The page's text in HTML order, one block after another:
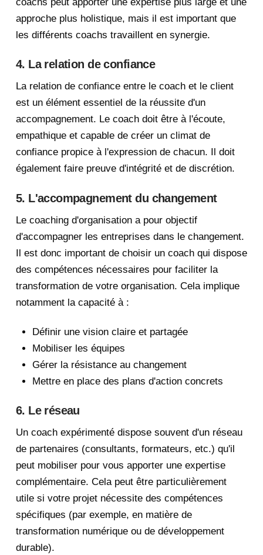
approche plus holistique, mais il est important que
les différents coachs travaillent en synergie.
4. La relation de confiance
La relation de confiance entre le coach et le client
est un élément essentiel de la réussite d'un
accompagnement. Le coach doit être à l'écoute,
empathique et capable de créer un climat de
confiance propice à l'expression de chacun. Il doit
également faire preuve d'intégrité et de discrétion.
5. L'accompagnement du changement
Le coaching d'organisation a pour objectif
d'accompagner les entreprises dans le changement.
Il est donc important de choisir un coach qui dispose
des compétences nécessaires pour faciliter la
transformation de votre organisation. Cela implique
notamment la capacité à :
Définir une vision claire et partagée
Mobiliser les équipes
Gérer la résistance au changement
Mettre en place des plans d'action concrets
6. Le réseau
Un coach expérimenté dispose souvent d'un réseau
de partenaires (consultants, formateurs, etc.) qu'il
peut mobiliser pour vous apporter une expertise
complémentaire. Cela peut être particulièrement
utile si votre projet nécessite des compétences
spécifiques (par exemple, en matière de
transformation numérique ou de développement
durable).